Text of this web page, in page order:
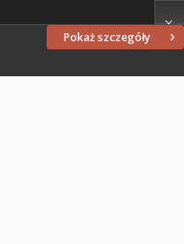
Pokaż szczegóły